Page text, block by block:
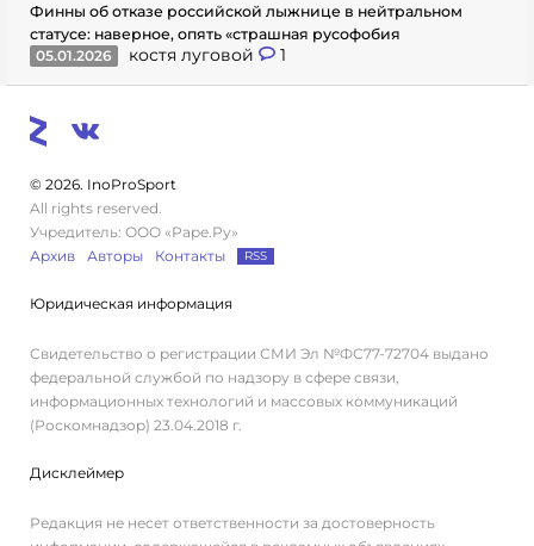
Финны об отказе российской лыжнице в нейтральном
статусе: наверное, опять «страшная русофобия
05.01.2026
костя луговой 1
© 2026. InoProSport
All rights reserved.
Учредитель: ООО «Раре.Ру»
Архив
Авторы Контакты RSS
Юридическая информация
Свидетельство о регистрации СМИ Эл №ФС77-72704 выдано
федеральной службой по надзору в сфере связи,
информационных технологий и массовых коммуникаций
(Роскомнадзор) 23.04.2018 г.
Дисклеймер
Редакция не несет ответственности за достоверность